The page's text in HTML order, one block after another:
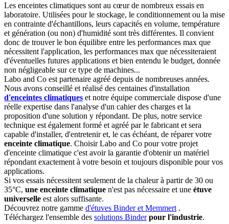
Les enceintes climatiques sont au cœur de nombreux essais en
laboratoire. Utilisées pour le stockage, le conditionnement ou la mise
en contrainte d'échantillons, leurs capacités en volume, température
et génération (ou non) d'humidité sont très différentes. Il convient
donc de trouver le bon équilibre entre les performances max que
nécessitent l'application, les performances max que nécessiteraient
d'éventuelles futures applications et bien entendu le budget, donnée
non négligeable sur ce type de machines...
Labo and Co est partenaire agréé depuis de nombreuses années.
Nous avons conseillé et réalisé des centaines d'installation
d'enceintes climatiques et notre équipe commerciale dispose d'une
réelle expertise dans l'analyse d'un cahier des charges et la
proposition d'une solution y répondant. De plus, notre service
technique est également formé et agréé par le fabricant et sera
capable d'installer, d'entretenir et, le cas échéant, de réparer votre
enceinte climatique. Choisir Labo and Co pour votre projet
d'enceinte climatique c'est avoir la garantie d'obtenir un matériel
répondant exactement à votre besoin et toujours disponible pour vos
applications.
Si vos essais nécessitent seulement de la chaleur à partir de 30 ou
35°C, une enceinte climatique n'est pas nécessaire et une étuve
universelle est alors suffisante.
Découvrez notre gamme d'étuves Binder et Memmert .
Téléchargez l'ensemble des solutions Binder pour l'industrie.